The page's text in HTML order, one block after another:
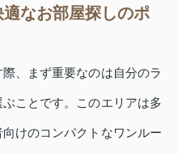
なお部屋探しのポ
、まず重要なのは自分のラ
ことです。このエリアは多
けのコンパクトなワンルー